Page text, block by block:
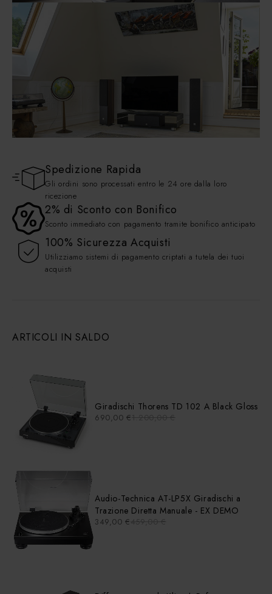
Combinazioni Hi-Fi
ACQUISTA ORA
SISTEMI HOME CINEMA
Klipsch, Tirangle & ...
ACQUISTA ORA
Spedizione Rapida
Gli ordini sono processati entro le 24 ore dalla loro
ricezione
2% di Sconto con Bonifico
Sconto immediato con pagamento tramite bonifico anticipato
100% Sicurezza Acquisti
Utilizziamo sistemi di pagamento criptati a tutela dei tuoi
acquisti
ARTICOLI IN SALDO
Giradischi Thorens TD 102 A Black Gloss
690,00€
Audio-Technica AT-LP5X Giradischi a
Trazione Diretta Manuale - EX DEMO
349,00€